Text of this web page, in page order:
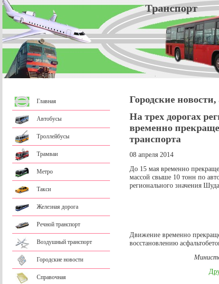
Главная
Автобусы
Троллейбусы
Трамваи
Метро
Такси
Железная дорога
Речной транспорт
Воздушный транспорт
Городские новости
Справочная
Городские
На трех дорогах
временно
транспорта
08 апреля 2014
До 15 мая временно
массой свыше 10 тонн по
регионального значения
Движение временно
восстановлению